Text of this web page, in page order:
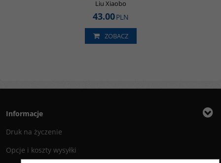
Liu Xiaobo
43.00PLN
ZOBACZ
Informacje
Druk na życzenie
Opcje i koszty wysyłki